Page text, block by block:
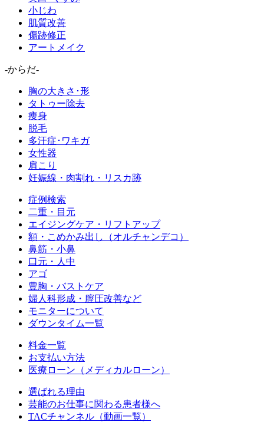
小じわ
肌質改善
傷跡修正
アートメイク
-からだ-
胸の大きさ･形
タトゥー除去
痩身
脱毛
多汗症･ワキガ
女性器
肩こり
妊娠線・肉割れ・リスカ跡
症例検索
二重・目元
エイジングケア・リフトアップ
額・こめかみ出し（オルチャンデコ）
鼻筋・小鼻
口元・人中
アゴ
豊胸・バストケア
婦人科形成・膣圧改善など
モニターについて
ダウンタイム一覧
料金一覧
お支払い方法
医療ローン（メディカルローン）
選ばれる理由
芸能のお仕事に関わる患者様へ
TACチャンネル（動画一覧）